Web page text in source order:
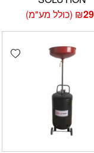
₪ (כולל מע"מ)